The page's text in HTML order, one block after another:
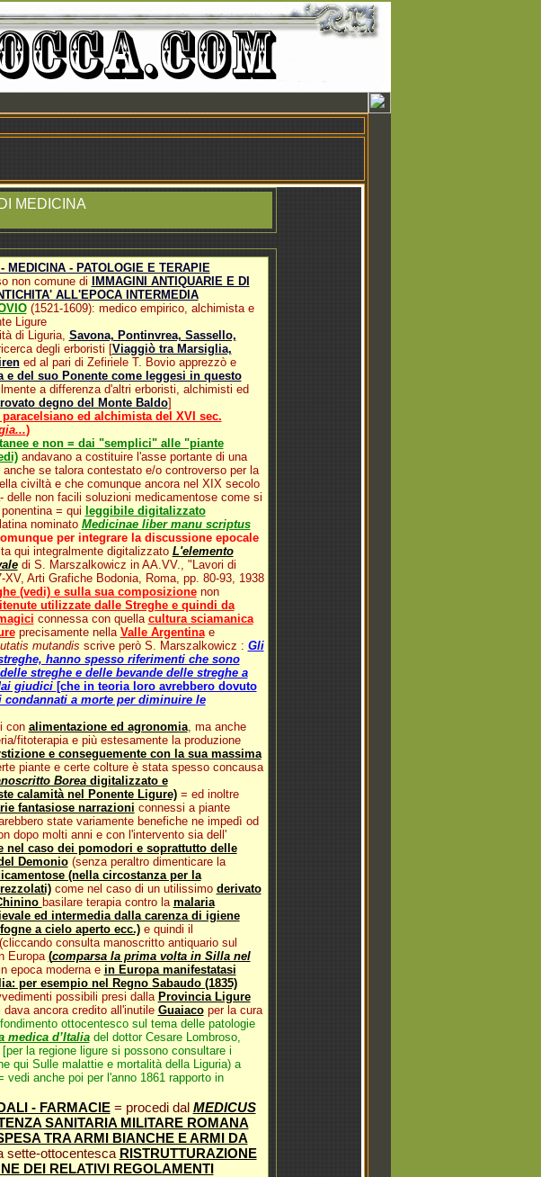
MEDICINA
MEDICINA - PATOLOGIE E TERAPIE
non comune di
IMMAGINI ANTIQUARIE E DI
ALL'EPOCA INTERMEDIA
(1521-1609): medico empirico, alchimista e
Ligure
di Liguria, Savona, Pontinvrea, Sassello,
degli erboristi [Viaggiò tra Marsiglia,
ed al pari di Zefiriele T. Bovio apprezzò e
del suo Ponente come leggesi in questo
a differenza d'altri erboristi, alchimisti ed
degno del Monte Baldo]
paracelsiano ed alchimista del XVI sec.
)
e non = dai "semplici" alle "piante
andavano a costituire l'asse portante di una
se talora contestato e/o controverso per la
civiltà e che comunque ancora nel XIX secolo
- delle non facili soluzioni medicamentose come si
= qui leggibile digitalizzato
nominato Medicinae liber manu scriptus
per integrare la discussione epocale
qui integralmente digitalizzato L'elemento
di S. Marszalkowicz in AA.VV., "Lavori di
Arti Grafiche Bodonia, Roma, pp. 80-93, 1938
(vedi) e sulla sua composizionenon
utilizzate dalle Streghe e quindi da
connessa con quella cultura sciamanica
precisamente nella Valle Argentinae
mutandis scrive però S. Marszalkowicz : Gli
hanno spesso riferimenti che sono
streghe e delle bevande delle streghe a
giudici [che in teoria loro avrebbero dovuto
condannati a morte per diminuire le
con alimentazione ed agronomia, ma anche
fitoterapia e più estesamente la produzione
e conseguemente con la sua massima
piante e certe colture è stata spesso concausa
Boreadigitalizzato e
calamità nel Ponente Ligure)= ed inoltre
fantasiose narrazioni connessi a piante
state variamente benefiche ne impedì od
dopo molti anni e con l'intervento sia dell'
nel caso dei pomodori e soprattutto delle
Demonio(senza peraltro dimenticare la
(nella circostanza per la
come nel caso di un utilissimo derivato
basilare terapia contro la malaria
ed intermedia dalla carenza di igiene
a cielo aperto ecc.)e quindi il
consulta manoscritto antiquario sul
Europa (comparsa la prima volta in Silla nel
epoca moderna e in Europa manifestatasi
per esempio nel Regno Sabaudo (1835)
possibili presi dalla Provincia Ligure
ancora credito all'inutile Guaiacoper la cura
ottocentesco sul tema delle patologie
medica d’Italiadel dottor Cesare Lombroso,
la regione ligure si possono consultare i
qui Sulle malattie e mortalità della Liguria) a
anche poi per l'anno 1861 rapporto in
- FARMACIE= procedi dal MEDICUS
SANITARIA MILITARE ROMANA
TRA ARMI BIANCHE E ARMI DA
sette-ottocentesca RISTRUTTURAZIONE
DEI RELATIVI REGOLAMENTI